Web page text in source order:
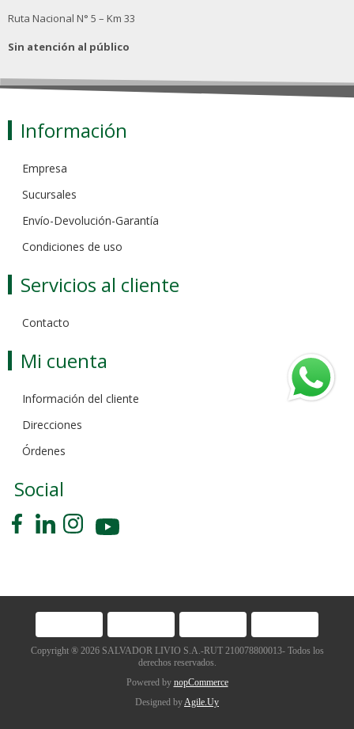
Ruta Nacional N° 5 – Km 33
Sin atención al público
Información
Empresa
Sucursales
Envío-Devolución-Garantía
Condiciones de uso
Servicios al cliente
Contacto
Mi cuenta
Información del cliente
Direcciones
Órdenes
Social
Copyright ® 2026 SALVADOR LIVIO S.A.-RUT 210078800013- Todos los
derechos reservados.
Powered by nopCommerce
Designed byAgile.Uy